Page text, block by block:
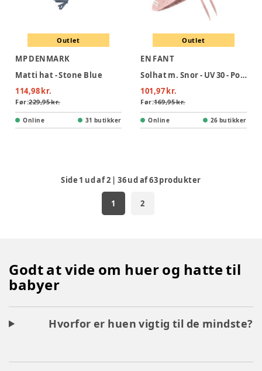
Outlet
MP DENMARK
Matti hat - Stone Blue
114,98 kr.
Før:229,95 kr.
Online 31 butikker
Outlet
EN FANT
Solhat m. Snor - UV 30 - Potpourri
101,97 kr.
Før:169,95 kr.
Online 26 butikker
Side 1 ud af2 |36ud af63produkter
1 2
Godt at vide om huer og hatte til
babyer
Hvorfor er huen vigtig til de mindste?